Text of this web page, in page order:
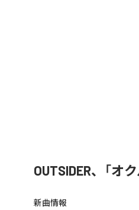
OUTSIDER、「オ
新曲情報